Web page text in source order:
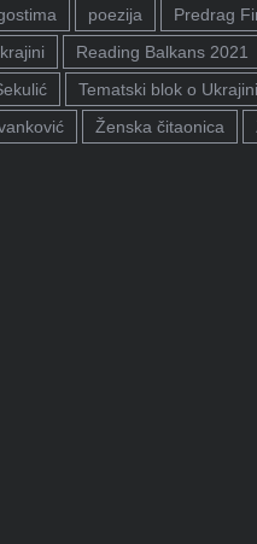
poezija Predrag
Reading Balkans 2021
Tematski blok o Ukrajini
Ženska čitaonica